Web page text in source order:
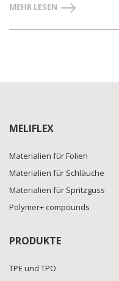
MEHR LESEN
MELIFLEX
Materialien für Folien
Materialien für Schläuche
Materialien für Spritzguss
Polymer+ compounds
PRODUKTE
TPE und TPO